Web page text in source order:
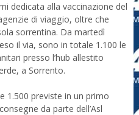
dedicata alla vaccinazione del
di viaggio, oltre che
sorrentina. Da martedì
il via, sono in totale 1.100 le
presso l’hub allestito
a Sorrento.
1.500 previste in un primo
da parte dell’Asl